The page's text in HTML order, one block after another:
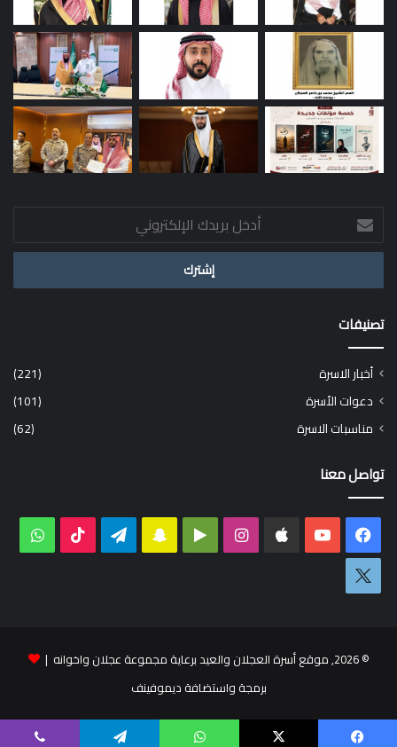
أدخل
بريدك
الإلكتروني
تصنيفات
أخبار الاسرة
(221)
دعوات الأسرة
(101)
مناسبات الاسرة
(62)
تواصل معنا
فيسبوك ‫YouTube انستقرام ‏Google سناب
تيلقرام ‫TikTok
© 2026, موقع أسرة العجلان والعيد برعاية مجموعة عجلان واخوانه |
برمجة واستضافة ديموفينف